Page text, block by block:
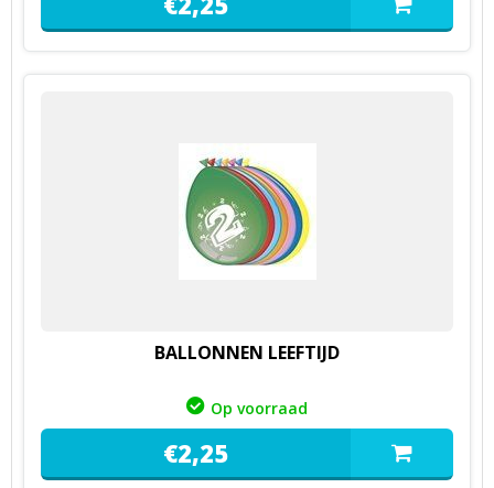
BALLONNEN LEEFTIJD
Op voorraad
€2,25